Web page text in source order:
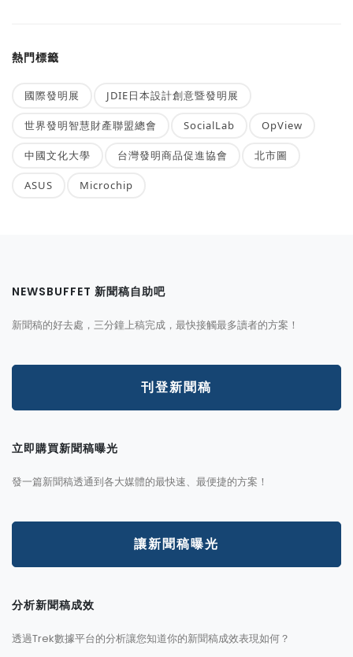
熱門標籤
國際發明展 JDIE日本設計創意暨發明展
世界發明智慧財產聯盟總會 SocialLab OpView
中國文化大學 台灣發明商品促進協會 北市圖
ASUS Microchip
NEWSBUFFET 新聞稿自助吧
新聞稿的好去處，三分鐘上稿完成，最快接觸最多讀者的方案！
刊登新聞稿
立即購買新聞稿曝光
發一篇新聞稿透通到各大媒體的最快速、最便捷的方案！
讓新聞稿曝光
分析新聞稿成效
透過Trek數據平台的分析讓您知道你的新聞稿成效表現如何？